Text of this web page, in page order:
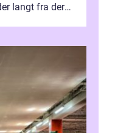
langt fra deres